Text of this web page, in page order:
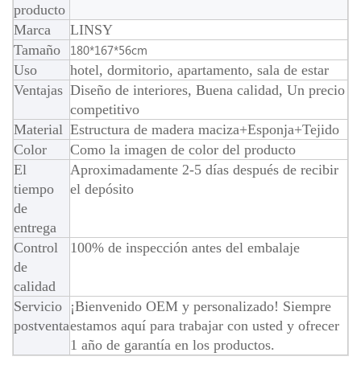
producto
Marca
LINSY
Tamaño
180*167*56cm
Uso
hotel, dormitorio, apartamento, sala de estar
Ventajas Diseño de interiores, Buena calidad, Un precio
competitivo
Material Estructura de madera maciza+Esponja+Tejido
Color
Como la imagen de color del producto
El
tiempo
de
entrega
Aproximadamente 2-5 días después de recibir
el depósito
Control
de
calidad
100% de inspección antes del embalaje
Servicio
postventa
¡Bienvenido OEM y personalizado! Siempre
estamos aquí para trabajar con usted y ofrecer
1 año de garantía en los productos.